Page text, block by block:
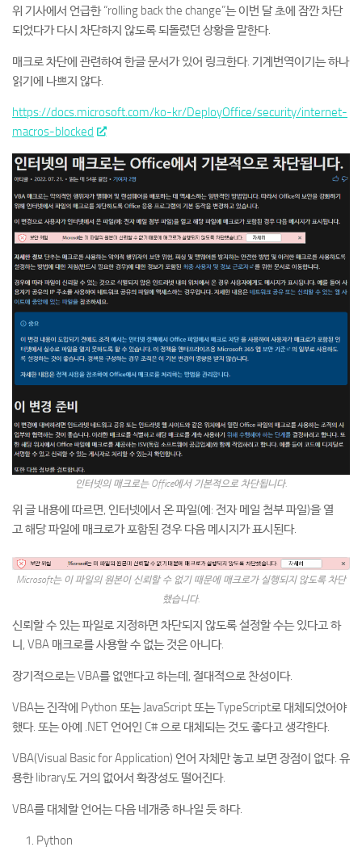
위 기사에서 언급한 “rolling back the change”는 이번 달 초에 잠깐 차단
되었다가 다시 차단하지 않도록 되돌렸던 상황을 말한다.
매크로 차단에 관련하여 한글 문서가 있어 링크한다. 기계번역이기는 하나
읽기에 나쁘지 않다.
https://docs.microsoft.com/ko-kr/DeployOffice/security/internet-
macros-blocked
인터넷의 매크로는 Office에서 기본적으로 차단됩니다.
위 글 내용에 따르면, 인터넷에서 온 파일(예: 전자 메일 첨부 파일)을 열
고 해당 파일에 매크로가 포함된 경우 다음 메시지가 표시된다.
Microsoft는 이 파일의 원본이 신뢰할 수 없기 때문에 매크로가 실행되지 않도록 차단
했습니다.
신뢰할 수 있는 파일로 지정하면 차단되지 않도록 설정할 수는 있다고 하
니, VBA 매크로를 사용할 수 없는 것은 아니다.
장기적으로는 VBA를 없앤다고 하는데, 절대적으로 찬성이다.
VBA는 진작에 Python 또는 JavaScript 또는 TypeScript로 대체되었어야
했다. 또는 아예 .NET 언어인 C# 으로 대체되는 것도 좋다고 생각한다.
VBA(Visual Basic for Application) 언어 자체만 놓고 보면 장점이 없다. 유
용한 library도 거의 없어서 확장성도 떨어진다.
VBA를 대체할 언어는 다음 네개중 하나일 듯 하다.
Python